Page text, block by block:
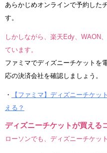
あらかじめオンラインで予約した
す。
しかしながら、楽天Edy、WAON
ています。
ファミマでディズニーチケットを
応の決済会社を確認しましょう。
・
【ファミマ】ディズニーチケ
える？
ディズニーチケットが買える
ローソンでも、ディズニーチケッ